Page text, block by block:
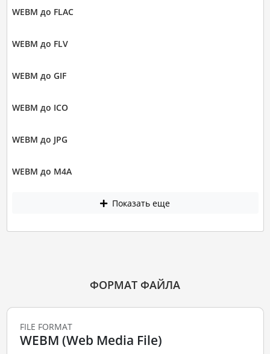
WEBM до FLAC
WEBM до FLV
WEBM до GIF
WEBM до ICO
WEBM до JPG
WEBM до M4A
Показать еще
ФОРМАТ ФАЙЛА
FILE FORMAT
WEBM (Web Media File)